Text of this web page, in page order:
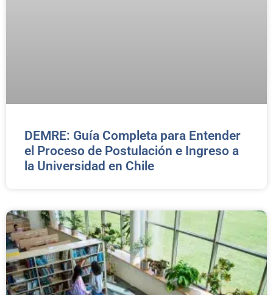
DEMRE: Guía Completa para Entender
el Proceso de Postulación e Ingreso a
la Universidad en Chile